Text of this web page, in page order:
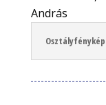
András